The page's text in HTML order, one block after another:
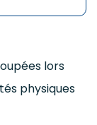
lors
physiques